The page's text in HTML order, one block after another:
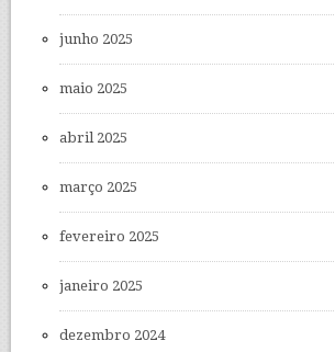
junho 2025
maio 2025
abril 2025
março 2025
fevereiro 2025
janeiro 2025
dezembro 2024